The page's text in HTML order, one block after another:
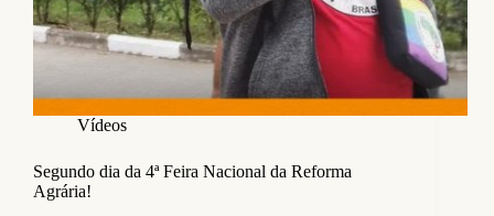
Vídeos
Segundo dia da 4ª Feira Nacional da Reforma
Agrária!